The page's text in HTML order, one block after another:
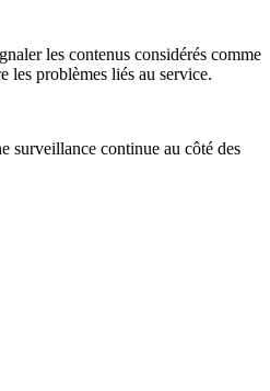
les contenus considérés comme
les problèmes liés au service.
surveillance continue au côté des